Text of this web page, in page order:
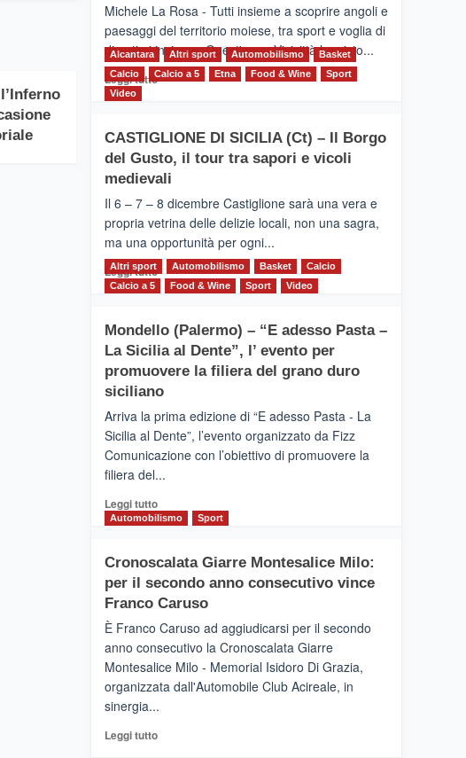
Michele La Rosa - Tutti insieme a scoprire angoli e
paesaggi del territorio moiese, tra sport e voglia di
divertirsi insieme. Quest'anno Vivicittà ha visto...
Leggi tuttoLeggi
MOIO
ALCANTARA
–
alla
scoperta
del
territorio,
tra
sport
messaggi
di
Alcantara Altri sport Automobilismo
Basket
Calcio
Calcio a 5 Etna Food & Wine
Sport
Video
CASTIGLIONE DI SICILIA (Ct) – Il Borgo
del Gusto, il tour tra sapori e vicoli
medievali
Il 6 – 7 – 8 dicembre Castiglione sarà una vera e
propria vetrina delle delizie locali, non una sagra,
ma una opportunità per ogni...
Leggi tuttoLeggi
CASTIGLIONE
DI
SICILIA
(Ct)
Il
Borgo
del
tour
tra
vicoli
medievali
Altri sport Automobilismo Basket
Calcio
Calcio a 5
Food & Wine Sport Video
Mondello (Palermo) – “E adesso Pasta –
La Sicilia al Dente”, l’ evento per
promuovere la filiera del grano duro
siciliano
Arriva la prima edizione di “E adesso Pasta - La
Sicilia al Dente”, l’evento organizzato da Fizz
Comunicazione con l’obiettivo di promuovere la
filiera del...
Leggi tuttoLeggi
di
Mondello
(Palermo)
–
adesso
Pasta
–
La
Dente”,
Automobilismo Sport
Cronoscalata Giarre Montesalice Milo:
per il secondo anno consecutivo vince
Franco Caruso
È Franco Caruso ad aggiudicarsi per il secondo
anno consecutivo la Cronoscalata Giarre
Montesalice Milo - Memorial Isidoro Di Grazia,
organizzata dall'Automobile Club Acireale, in
sinergia...
Leggi tuttoLeggi